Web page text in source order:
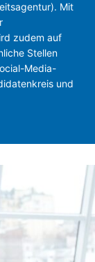
Mit
zudem auf
Stellen
Media-
und